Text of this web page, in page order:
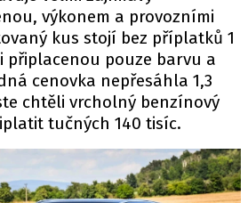
výkonem a provozními
kus stojí bez příplatků 1
připlacenou pouze barvu a
cenovka nepřesáhla 1,3
chtěli vrcholný benzínový
tučných 140 tisíc.